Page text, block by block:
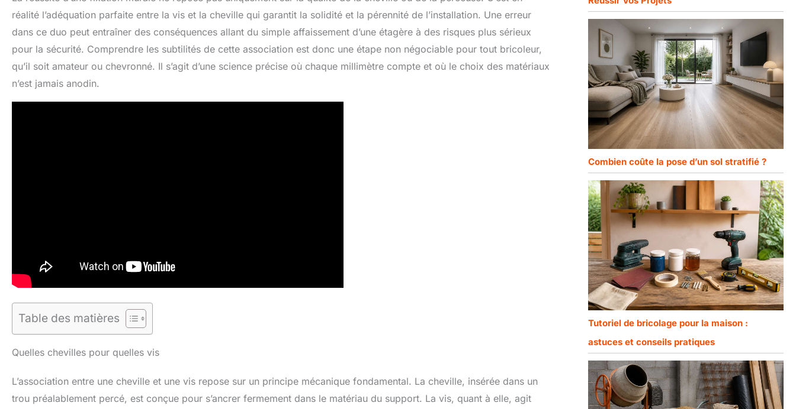
réalité l’adéquation parfaite entre la vis et la cheville qui garantit la solidité et la pérennité de l’installation. Une erreur
dans ce duo peut entraîner des conséquences allant du simple affaissement d’une étagère à des risques plus sérieux
pour la sécurité. Comprendre les subtilités de cette association est donc une étape non négociable pour tout bricoleur,
qu’il soit amateur ou chevronné. Il s’agit d’une science précise où chaque millimètre compte et où le choix des matériaux
n’est jamais anodin.
Table des matières
Quelles chevilles pour quelles vis
L’association entre une cheville et une vis repose sur un principe mécanique fondamental. La cheville, insérée dans un
trou préalablement percé, est conçue pour s’ancrer fermement dans le matériau du support. La vis, quant à elle, agit
Combien coûte la pose d’un sol stratifié ?
Tutoriel de bricolage pour la maison :
astuces et conseils pratiques